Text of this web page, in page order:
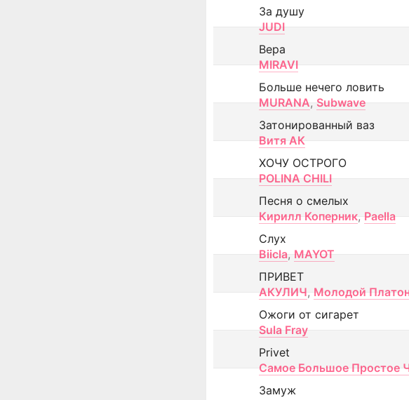
За душу
JUDI
Вера
MIRAVI
Больше нечего ловить
MURANA, Subwave
Затонированный ваз
Витя АК
ХОЧУ ОСТРОГО
POLINA CHILI
Песня о смелых
Кирилл Коперник, Paella
Слух
Biicla, MAYOT
ПРИВЕТ
АКУЛИЧ, Молодой
Ожоги от сигарет
Sula Fray
Privet
Самое Большое Простое
Замуж